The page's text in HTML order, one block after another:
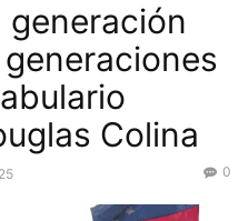
generación
Colina
0